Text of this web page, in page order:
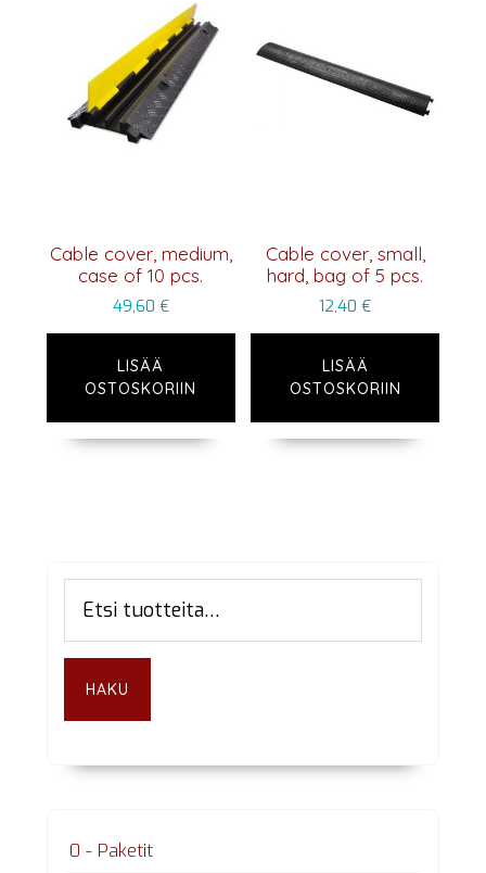
Cable cover, medium,
case of 10 pcs.
49,60 €
LISÄÄ
OSTOSKORIIN
Cable cover, small,
hard, bag of 5 pcs.
12,40€
LISÄÄ
OSTOSKORIIN
Ensisijainen
sivupalkki
HAKU
0 - Paketit